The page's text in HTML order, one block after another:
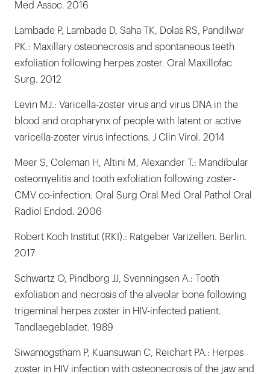
Med Assoc. 2016
Lambade P, Lambade D, Saha TK, Dolas RS, Pandilwar
PK.: Maxillary osteonecrosis and spontaneous teeth
exfoliation following herpes zoster. Oral Maxillofac
Surg. 2012
Levin MJ.: Varicella-zoster virus and virus DNA in the
blood and oropharynx of people with latent or active
varicella-zoster virus infections. J Clin Virol. 2014
Meer S, Coleman H, Altini M, Alexander T.: Mandibular
osteomyelitis and tooth exfoliation following zoster-
CMV co-infection. Oral Surg Oral Med Oral Pathol Oral
Radiol Endod. 2006
Robert Koch Institut (RKI).: Ratgeber Varizellen. Berlin.
2017
Schwartz O, Pindborg JJ, Svenningsen A.: Tooth
exfoliation and necrosis of the alveolar bone following
trigeminal herpes zoster in HIV-infected patient.
Tandlaegebladet. 1989
Siwamogstham P, Kuansuwan C, Reichart PA.: Herpes
zoster in HIV infection with osteonecrosis of the jaw and